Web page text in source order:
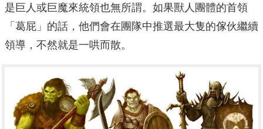
是巨人或巨魔來統領也無所謂。如果獸人團體的首領
「葛屁」的話，他們會在團隊中推選最大隻的傢伙繼續
領導，不然就是一哄而散。